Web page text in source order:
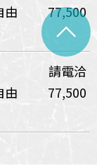
由
77,500
請電洽
由
77,500
^